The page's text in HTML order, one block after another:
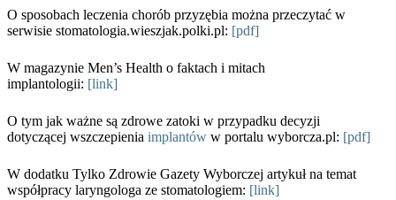
O sposobach leczenia chorób przyzębia można przeczytać w
serwisie stomatologia.wieszjak.polki.pl: [pdf]
W magazynie Men’s Health o faktach i mitach
implantologii: [link]
O tym jak ważne są zdrowe zatoki w przypadku decyzji
dotyczącej wszczepienia implantów w portalu wyborcza.pl: [pdf]
W dodatku Tylko Zdrowie Gazety Wyborczej artykuł na temat
współpracy laryngologa ze stomatologiem: [link]